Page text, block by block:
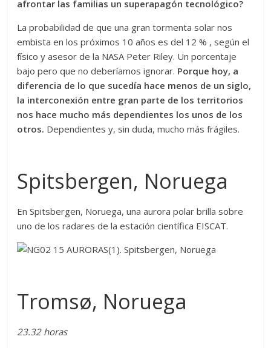
afrontar las familias un superapagón tecnológico?
La probabilidad de que una gran tormenta solar nos
embista en los próximos 10 años es del 12 % , según el
físico y asesor de la NASA Peter Riley. Un porcentaje
bajo pero que no deberíamos ignorar. Porque hoy, a
diferencia de lo que sucedía hace menos de un siglo,
la interconexión entre gran parte de los territorios
nos hace mu­­cho más dependientes los unos de los
otros. De­pen­dientes y, sin duda, mucho más frágiles.
Spitsbergen, Noruega
En Spitsbergen, Noruega, una aurora polar brilla sobre
uno de los radares de la estación científica EISCAT.
Tromsø, Noruega
23.32 horas